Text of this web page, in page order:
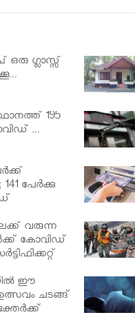
ഒരു ഗ്ലാസ്സ്
195
...
പേര്‍ക്കു
വരുന്ന
കോവിഡ്
ഈ
ചടങ്ങ്